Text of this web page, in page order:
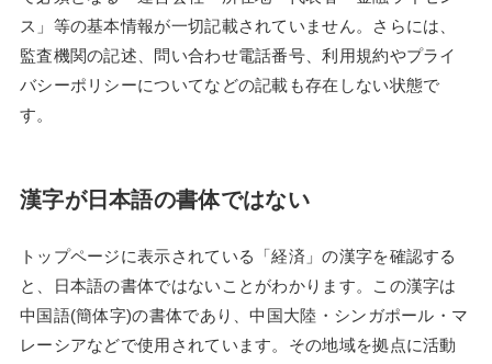
ス」等の基本情報が一切記載されていません。さらには、
監査機関の記述、問い合わせ電話番号、利用規約やプライ
バシーポリシーについてなどの記載も存在しない状態で
す。
漢字が日本語の書体ではない
トップページに表示されている「経済」の漢字を確認する
と、日本語の書体ではないことがわかります。この漢字は
中国語(簡体字)の書体であり、中国大陸・シンガポール・マ
レーシアなどで使用されています。その地域を拠点に活動